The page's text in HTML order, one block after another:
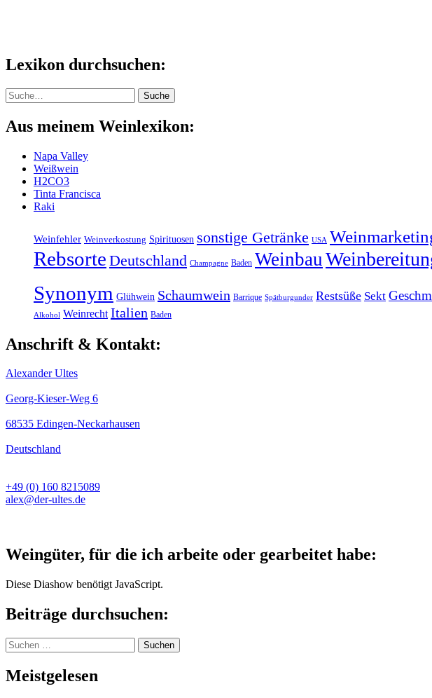
Lexikon durchsuchen:
Suche Suche
Aus meinem Weinlexikon:
Napa Valley
Weißwein
H2CO3
Tinta Francisca
Raki
Weinfehler Weinverkostung Spirituosen sonstige Getränke USA
Rebsorte Deutschland Champagne Baden Weinbau
Synonym Glühwein Schaumwein Barrique Spätburgunder Restsüße Sekt
Alkohol Weinrecht Italien Baden
Anschrift & Kontakt:
Alexander Ultes
Georg-Kieser-Weg 6
68535 Edingen-Neckarhausen
Deutschland
+49 (0) 160 8215089
alex@der-ultes.de
Weingüter, für die ich arbeite oder gearbeitet habe:
Diese Diashow benötigt JavaScript.
Beiträge durchsuchen:
Suchen
nach:
Meistgelesen